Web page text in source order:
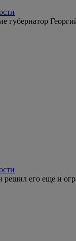
губернатор
решил его еще и